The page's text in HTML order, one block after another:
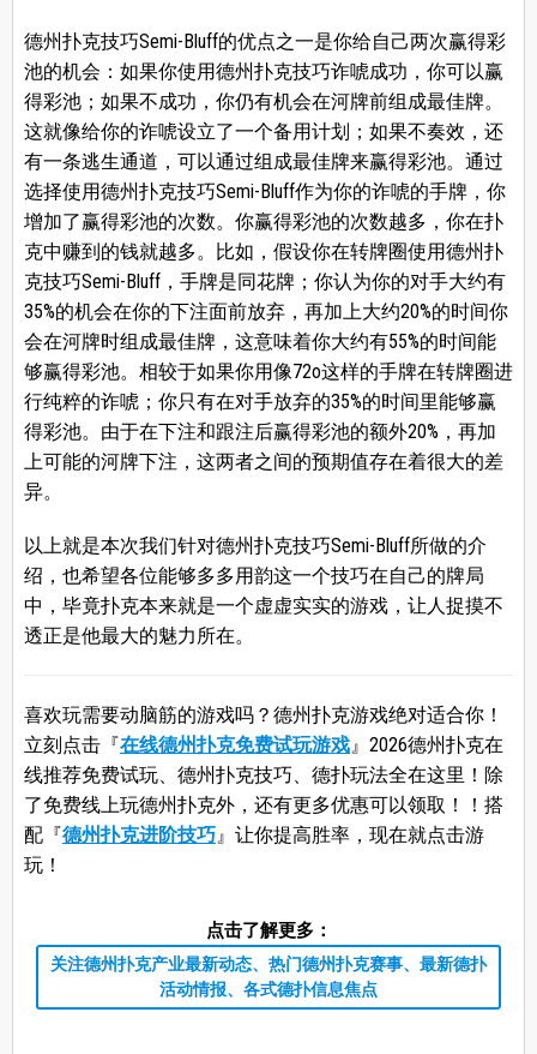
德州扑克技巧Semi-Bluff的优点之一是你给自己两次赢得彩
池的机会：如果你使用德州扑克技巧诈唬成功，你可以赢
得彩池；如果不成功，你仍有机会在河牌前组成最佳牌。
这就像给你的诈唬设立了一个备用计划；如果不奏效，还
有一条逃生通道，可以通过组成最佳牌来赢得彩池。通过
选择使用德州扑克技巧Semi-Bluff作为你的诈唬的手牌，你
增加了赢得彩池的次数。你赢得彩池的次数越多，你在扑
克中赚到的钱就越多。比如，假设你在转牌圈使用德州扑
克技巧Semi-Bluff，手牌是同花牌；你认为你的对手大约有
35%的机会在你的下注面前放弃，再加上大约20%的时间你
会在河牌时组成最佳牌，这意味着你大约有55%的时间能
够赢得彩池。相较于如果你用像72o这样的手牌在转牌圈进
行纯粹的诈唬；你只有在对手放弃的35%的时间里能够赢
得彩池。由于在下注和跟注后赢得彩池的额外20%，再加
上可能的河牌下注，这两者之间的预期值存在着很大的差
异。
以上就是本次我们针对德州扑克技巧Semi-Bluff所做的介
绍，也希望各位能够多多用韵这一个技巧在自己的牌局
中，毕竟扑克本来就是一个虚虚实实的游戏，让人捉摸不
透正是他最大的魅力所在。
喜欢玩需要动脑筋的游戏吗？德州扑克游戏绝对适合你！
立刻点击『在线德州扑克免费试玩游戏』2026德州扑克在
线推荐免费试玩、德州扑克技巧、德扑玩法全在这里！除
了免费线上玩德州扑克外，还有更多优惠可以领取！！搭
配『德州扑克进阶技巧』让你提高胜率，现在就点击游
玩！
点击了解更多：
关注德州扑克产业最新动态、热门德州扑克赛事、最新德扑
活动情报、各式德扑信息焦点